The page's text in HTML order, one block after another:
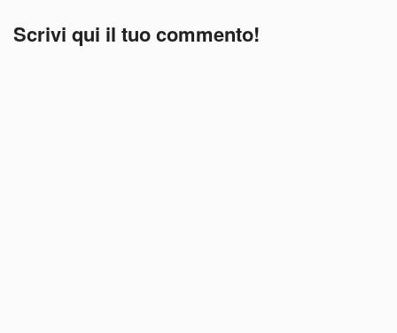
Scrivi qui il tuo commento!